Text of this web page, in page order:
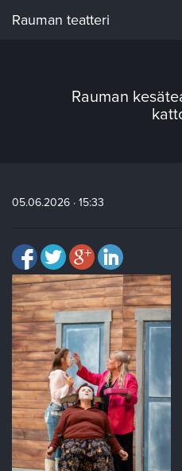
Rauman teatteri
Rauman
05.06.2026 · 15:33